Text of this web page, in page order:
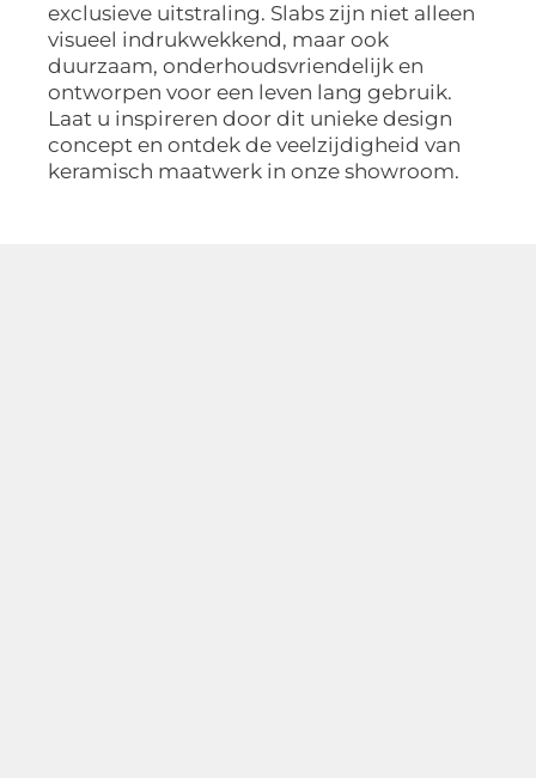
exclusieve uitstraling. Slabs zijn niet alleen
visueel indrukwekkend, maar ook
duurzaam, onderhoudsvriendelijk en
ontworpen voor een leven lang gebruik.
Laat u inspireren door dit unieke design
concept en ontdek de veelzijdigheid van
keramisch maatwerk in onze showroom.